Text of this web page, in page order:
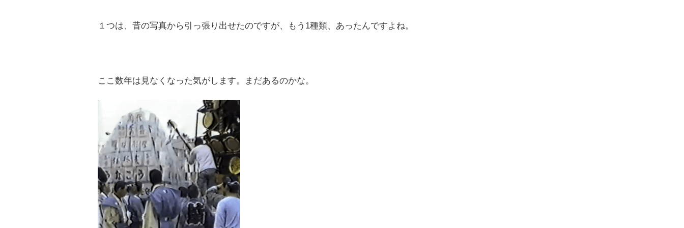
１つは、昔の写真から引っ張り出せたのですが、もう1種類、あったんですよね。
ここ数年は見なくなった気がします。まだあるのかな。